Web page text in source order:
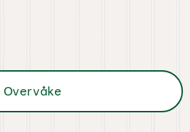
trakt i hvit emalje
Overvåke